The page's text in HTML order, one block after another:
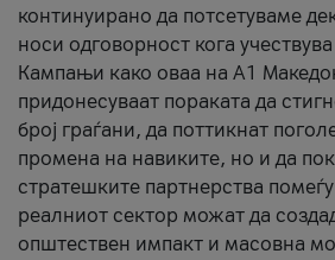
континуирано да потсетуваме
носи одговорност кога
Кампањи како оваа на A1
придонесуваат пораката да
број граѓани, да поттикнат
промена на навиките, но и да
стратешките партнерства
реалниот сектор можат да
општествен импакт и масовна